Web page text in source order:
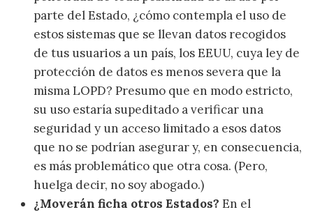
parte del Estado, ¿cómo contempla el uso de
estos sistemas que se llevan datos recogidos
de tus usuarios a un país, los EEUU, cuya ley de
protección de datos es menos severa que la
misma LOPD? Presumo que en modo estricto,
su uso estaría supeditado a verificar una
seguridad y un acceso limitado a esos datos
que no se podrían asegurar y, en consecuencia,
es más problemático que otra cosa. (Pero,
huelga decir, no soy abogado.)
¿Moverán ficha otros Estados? En el